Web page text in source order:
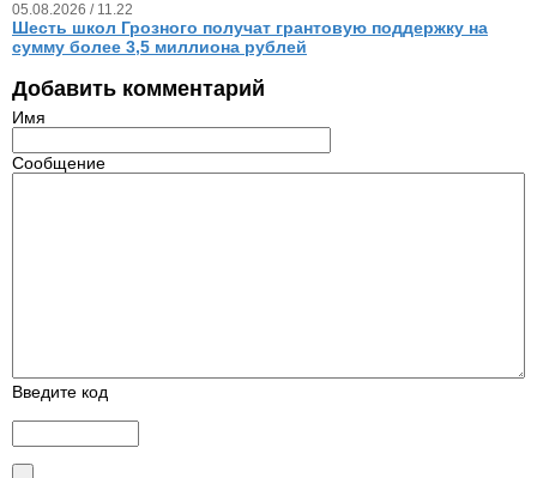
05.08.2026 / 11.22
Шесть школ Грозного получат грантовую поддержку на
сумму более 3,5 миллиона рублей
Добавить комментарий
Имя
Сообщение
Введите код